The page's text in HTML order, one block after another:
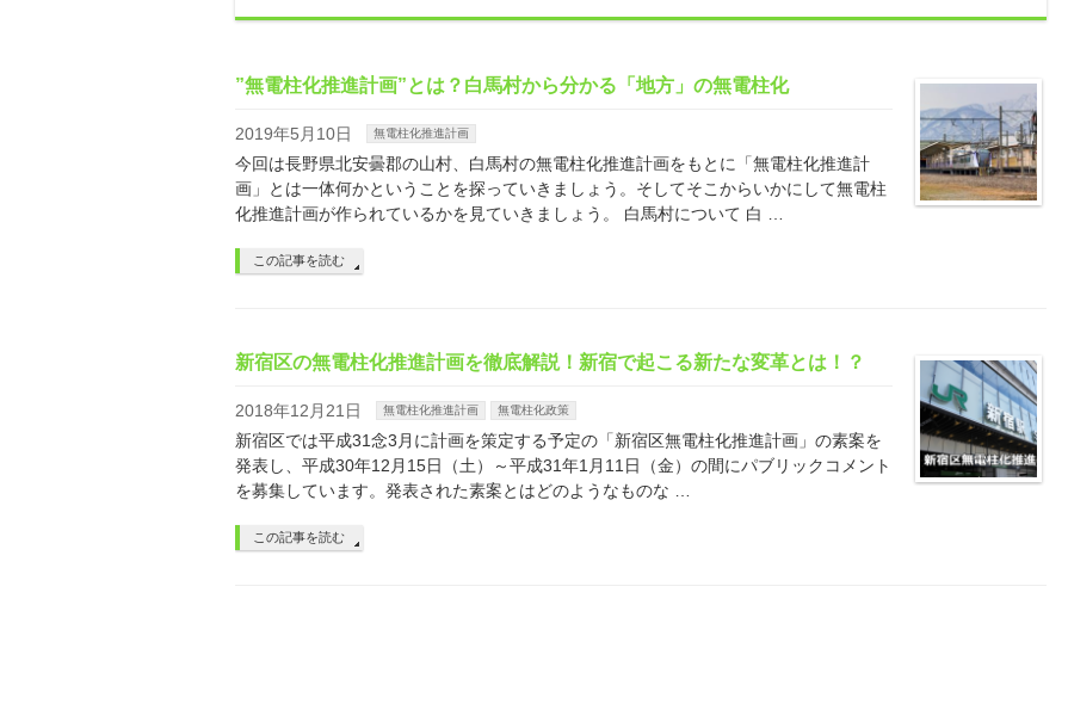
”無電柱化推進計画”とは？白馬村から分かる「地方」の無電柱化
2019年5月10日 無電柱化推進計画
今回は長野県北安曇郡の山村、白馬村の無電柱化推進計画をもとに「無電柱化推進計
画」とは一体何かということを探っていきましょう。そしてそこからいかにして無電柱
化推進計画が作られているかを見ていきましょう。 白馬村について 白 …
この記事を読む
新宿区の無電柱化推進計画を徹底解説！新宿で起こる新たな変革とは！？
2018年12月21日 無電柱化推進計画 無電柱化政策
新宿区では平成31念3月に計画を策定する予定の「新宿区無電柱化推進計画」の素案を
発表し、平成30年12月15日（土）～平成31年1月11日（金）の間にパブリックコメント
を募集しています。発表された素案とはどのようなものな …
この記事を読む